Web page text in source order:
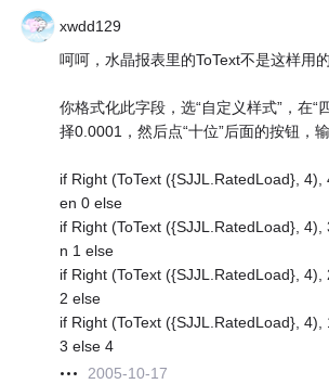
xwdd129
呵呵，水晶报表里的ToText不是这样用的
你格式化此字段，选“自定义样式”，在“
择0.0001，然后点“十位”后面的按钮，
if Right (ToText ({SJJL.RatedLoad}, 4),
en 0 else
if Right (ToText ({SJJL.RatedLoad}, 4),
n 1 else
if Right (ToText ({SJJL.RatedLoad}, 4),
2 else
if Right (ToText ({SJJL.RatedLoad}, 4),
3 else 4
2005-10-17